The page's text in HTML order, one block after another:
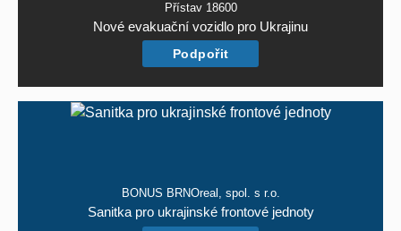
Přístav 18600
Nové evakuační vozidlo pro Ukrajinu
Podpořit
BONUS BRNOreal, spol. s r.o.
Sanitka pro ukrajinské frontové jednoty